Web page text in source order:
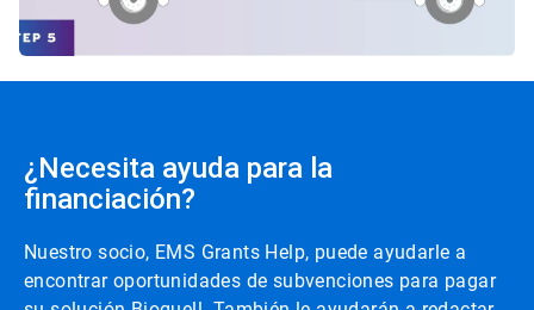
¿Necesita ayuda para la
financiación?
Nuestro socio, EMS Grants Help, puede ayudarle a
encontrar oportunidades de subvenciones para pagar